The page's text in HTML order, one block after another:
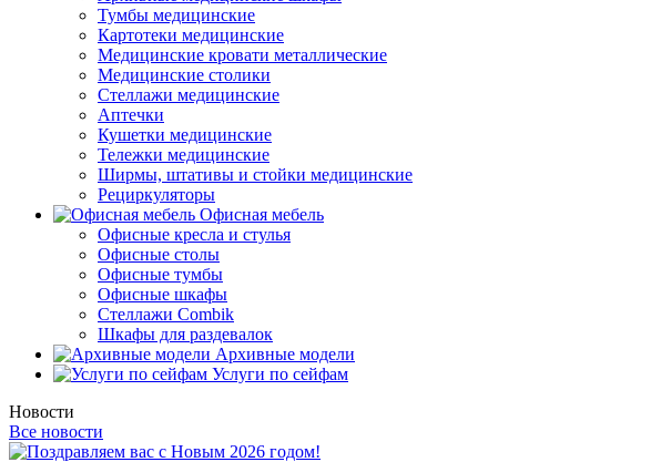
Тумбы медицинские
Картотеки медицинские
Медицинские кровати металлические
Медицинские столики
Стеллажи медицинские
Аптечки
Кушетки медицинские
Тележки медицинские
Ширмы, штативы и стойки медицинские
Рециркуляторы
Офисная мебель
Офисные кресла и стулья
Офисные столы
Офисные тумбы
Офисные шкафы
Стеллажи Combik
Шкафы для раздевалок
Архивные модели
Услуги по сейфам
Новости
Все новости